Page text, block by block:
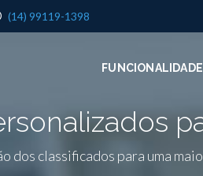
(14) 99119-1398
dos classificados para uma